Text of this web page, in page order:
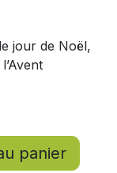
jour de Noël,
panier